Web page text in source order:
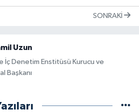
SONRAKI
Uzun
İç Denetim Enstitüsü Kurucu ve
Başkanı